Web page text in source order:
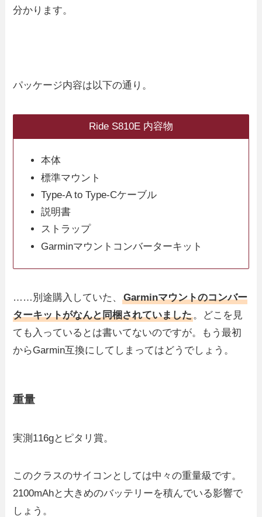
分かります。
パッケージ内容は以下の通り。
Ride S810E 内容物
本体
標準マウント
Type-A to Type-Cケーブル
説明書
ストラップ
Garminマウントコンバーターキット
……別途購入していた、Garminマウントのコンバー
ターキットがなんと同梱されていました。どこを見
ても入っているとは書いてないのですが。もう最初
からGarmin互換にしてしまってはどうでしょう。
重量
実測116gとピタリ賞。
このクラスのサイコンとしては中々の重量級です。
2100mAhと大きめのバッテリーを積んでいる影響で
しょう。